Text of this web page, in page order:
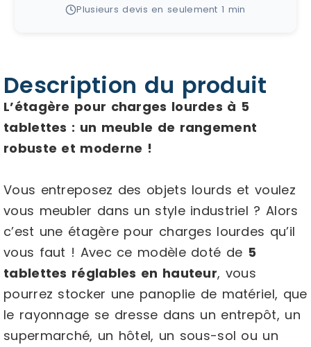
Plusieurs devis en seulement 1 min
Description du produit
L’étagère pour charges lourdes à 5
tablettes : un meuble de rangement
robuste et moderne !
Vous entreposez des objets lourds et voulez
vous meubler dans un style industriel ? Alors
c’est une étagère pour charges lourdes qu’il
vous faut ! Avec ce modèle doté de 5
tablettes réglables en hauteur, vous
pourrez stocker une panoplie de matériel, que
le rayonnage se dresse dans un entrepôt, un
supermarché, un hôtel, un sous-sol ou un